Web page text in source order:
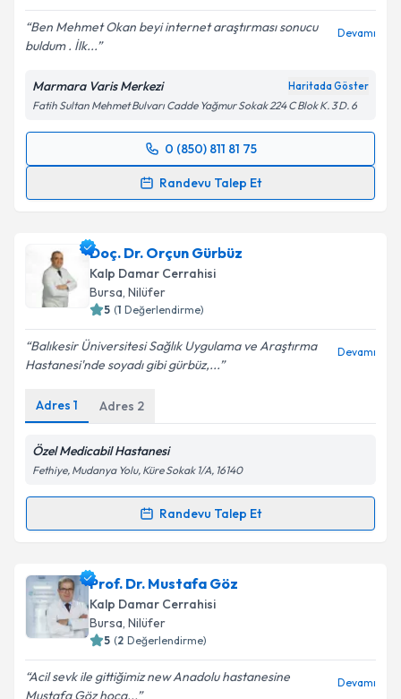
Kişisel verilerimin işlenmesine ilişkin
kapsamda işlenmesini kabul ediyorum.
Takvim Talebini Gönder
Ben Mehmet Okan beyi internet araştırması sonucu
buldum . İlk...
Devamı
Marmara Varis Merkezi Haritada Göster
Fatih Sultan Mehmet Bulvarı Cadde Yağmur Sokak 224 C Blok K. 3 D. 6
0 (850) 811 81 75
Randevu Talep Et
Randevu Takvimi Talebi
almanız için bir takvim hazırlandığında e-posta ile
bilgilendireceğiz.
E-posta Adresiniz
Metni 'ni okudum ve kişisel verilerimin belirtilen
Doç. Dr. Orçun Gürbüz
Kalp Damar Cerrahisi
Bursa, Nilüfer
5 (1 Değerlendirme)
Balıkesir Üniversitesi Sağlık Uygulama ve Araştırma
Hastanesi'nde soyadı gibi gürbüz,...
Devamı
Adres 1 Adres 2
Özel Medicabil Hastanesi
Fethiye, Mudanya Yolu, Küre Sokak 1/A, 16140
Randevu Talep Et
Randevu Takvimi Talebi
Doç. Dr. Orçun Gürbüziçin randevu takvimi talebi
oluşturun. Size bu uzmandan randevu almanız için bir
takvim hazırlandığında e-posta ile bilgilendireceğiz.
Prof. Dr. Mustafa Göz
Kalp Damar Cerrahisi
Bursa, Nilüfer
5 (2 Değerlendirme)
Acil sevk ile gittiğimiz new Anadolu hastanesine
Mustafa Göz hoca...
Devamı